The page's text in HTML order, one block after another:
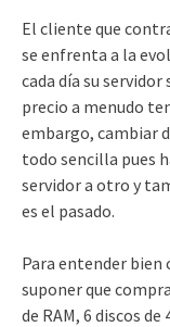
El cliente que
se enfrenta a la
cada día su
precio a menudo
embargo, cambiar
todo sencilla pues
servidor a otro y
es el pasado.
Para entender bien
suponer que
de RAM, 6 discos de